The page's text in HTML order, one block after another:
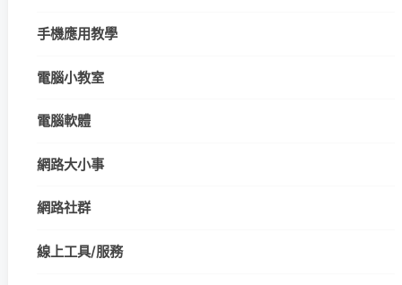
手機應用教學
電腦小教室
電腦軟體
網路大小事
網路社群
線上工具/服務